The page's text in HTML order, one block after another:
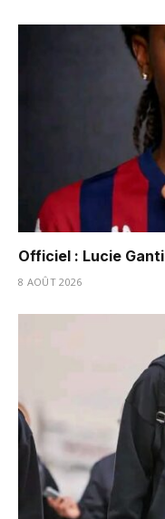
Officiel : Lucie
8 AOÛT 2026